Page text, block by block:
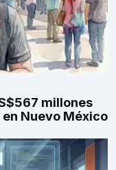
millones
Nuevo México